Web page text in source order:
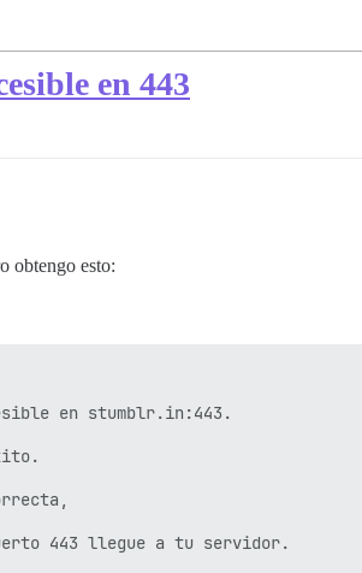
en 443
obtengo esto:
en stumblr.in:443.
443 llegue a tu servidor.